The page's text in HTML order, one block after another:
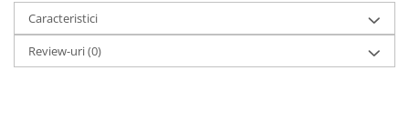
Caracteristici
Review-uri(0)